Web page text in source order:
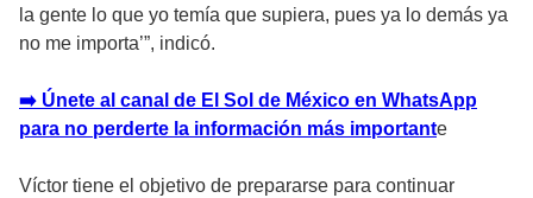
la gente lo que yo temía que supiera, pues ya lo demás ya
no me importa’”, indicó.
➡️ Únete al canal de El Sol de México en WhatsApp
para no perderte la información más importante
Víctor tiene el objetivo de prepararse para continuar